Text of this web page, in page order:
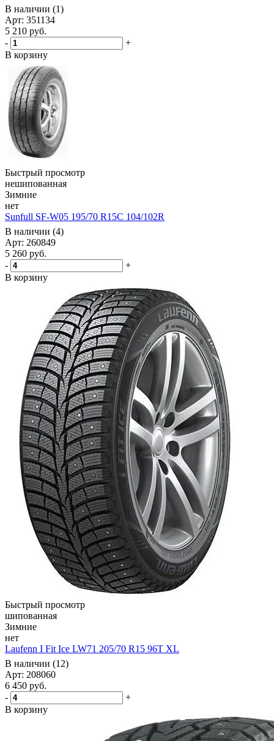
В наличии (1)
Арт: 351134
5 210 руб.
-
+
В корзину
Быстрый просмотр
нешипованная
Зимние
нет
Sunfull SF-W05 195/70 R15C 104/102R
В наличии (4)
Арт: 260849
5 260 руб.
-
+
В корзину
Быстрый просмотр
шипованная
Зимние
нет
Laufenn I Fit Ice LW71 205/70 R15 96T XL
В наличии (12)
Арт: 208060
6 450 руб.
-
+
В корзину